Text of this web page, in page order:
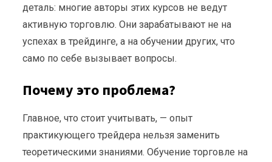
деталь: многие авторы этих курсов не ведут
активную торговлю. Они зарабатывают не на
успехах в трейдинге, а на обучении других, что
само по себе вызывает вопросы.
Почему это проблема?
Главное, что стоит учитывать, — опыт
практикующего трейдера нельзя заменить
теоретическими знаниями. Обучение торговле на